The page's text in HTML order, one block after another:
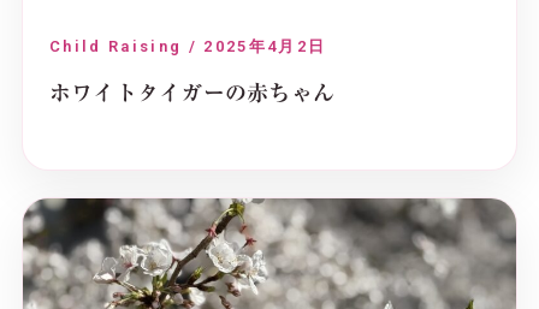
Child Raising / 2025年4月2日
ホワイトタイガーの赤ちゃん